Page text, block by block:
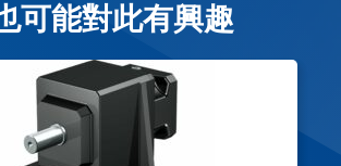
可能對此有興趣